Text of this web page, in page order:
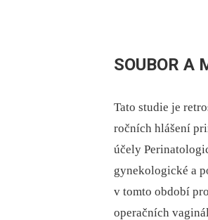
SOUBOR A
Tato studie je
ročních hlášení
účely
gynekologické a
v tomto období
operačních